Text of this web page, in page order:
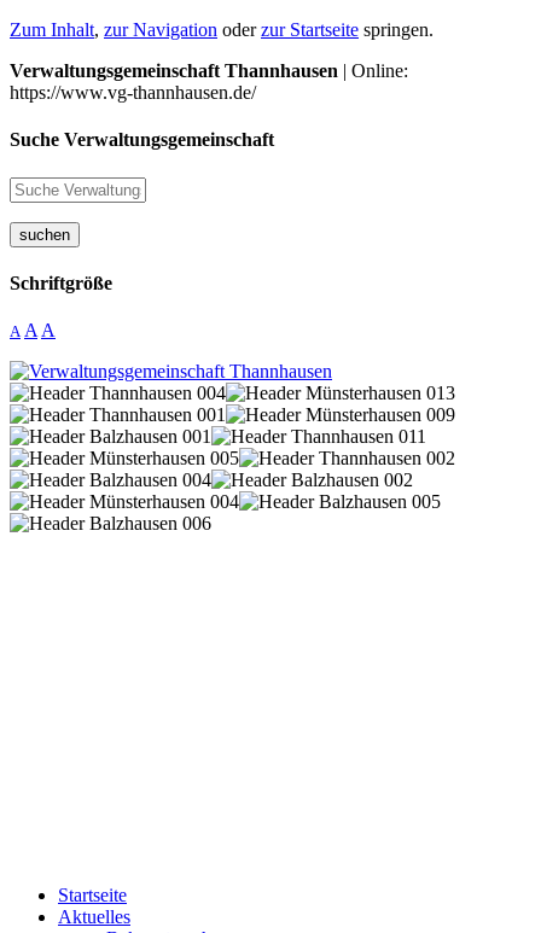
Zum Inhalt, zur Navigation oderzur Startseite springen.
Verwaltungsgemeinschaft Thannhausen | Online:
https://www.vg-thannhausen.de/
Suche Verwaltungsgemeinschaft
suchen
Schriftgröße
A A A
Startseite
Aktuelles